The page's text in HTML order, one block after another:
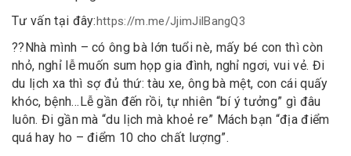
Tư vấn tại đây:https://m.me/JjimJilBangQ3
??Nhà mình – có ông bà lớn tuổi nè, mấy bé con thì còn
nhỏ, nghỉ lễ muốn sum họp gia đình, nghỉ ngơi, vui vẻ. Đi
du lịch xa thì sợ đủ thứ: tàu xe, ông bà mệt, con cái quấy
khóc, bệnh…Lễ gần đến rồi, tự nhiên “bí ý tưởng” gì đâu
luôn. Đi gần mà “du lịch mà khoẻ re” Mách bạn “địa điểm
quá hay ho – điểm 10 cho chất lượng”.